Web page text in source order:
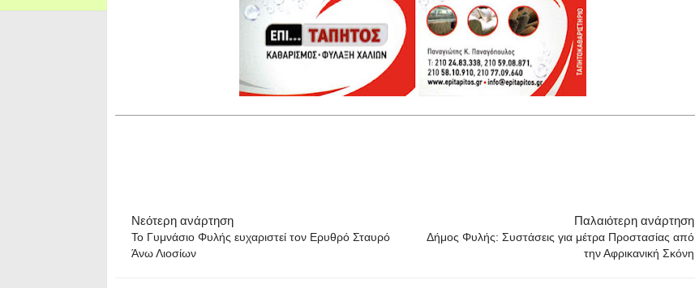
Νεότερη ανάρτηση
Το Γυμνάσιο Φυλής ευχαριστεί τον Ερυθρό Σταυρό
Άνω Λιοσίων
Παλαιότερη ανάρτηση
Δήμος Φυλής: Συστάσεις για μέτρα Προστασίας από
την Αφρικανική Σκόνη